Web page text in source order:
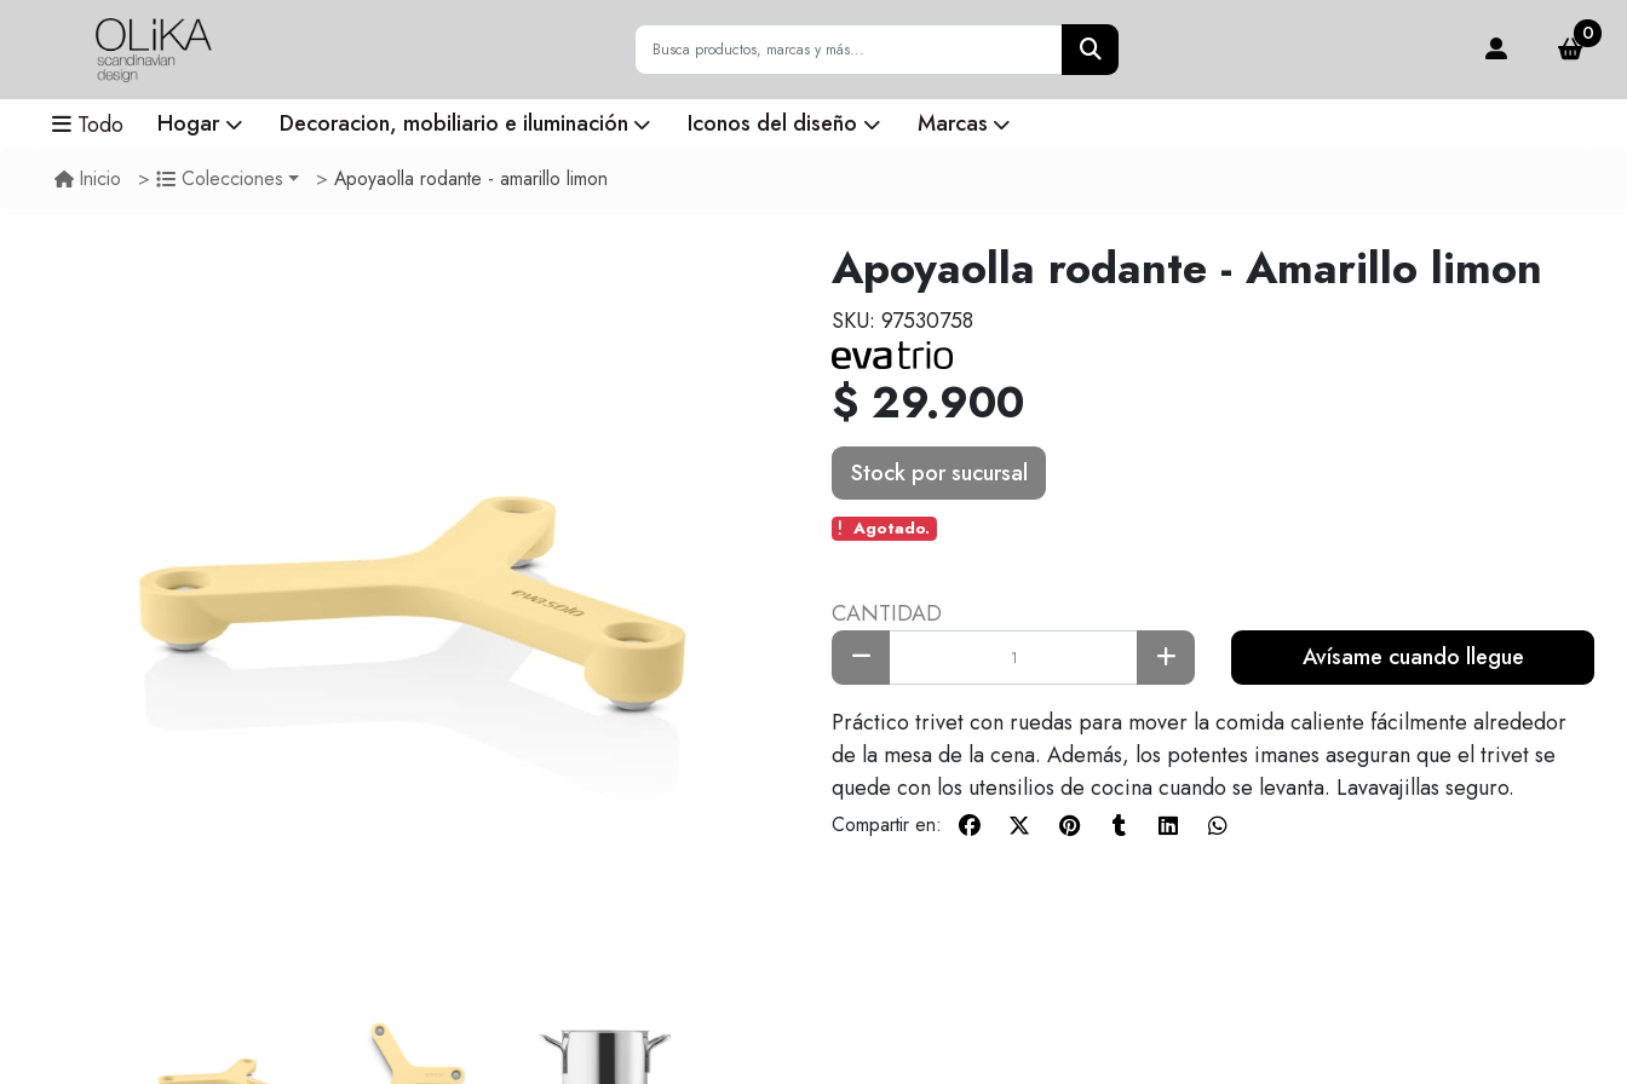
0
Todo Hogar Decoracion, mobiliario e iluminación Iconos del diseño Marcas
Inicio Colecciones Apoyaolla rodante - amarillo limon
Apoyaolla rodante - Amarillo limon
SKU: 97530758
$ 29.900
Stock por sucursal
Agotado.
CANTIDAD
Avísame cuando llegue
Práctico trivet con ruedas para mover la comida caliente fácilmente alrededor
de la mesa de la cena. Además, los potentes imanes aseguran que el trivet se
quede con los utensilios de cocina cuando se levanta. Lavavajillas seguro.
Compartir en: